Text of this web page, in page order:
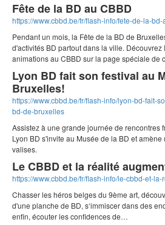
Fête de la BD au CBBD
https://www.cbbd.be/fr/flash-info/fete-de-la-bd-
Pendant un mois, la Fête de la BD de
d'activités BD partout dans la ville.
animations au CBBD sur la page spéciale de
Lyon BD fait son festival au
Bruxelles!
https://www.cbbd.be/fr/flash-info/lyon-bd-fait-
bd-de-bruxelles
Assistez à une grande journée de rencontres
Lyon BD s'invite au Musée de la BD et
valises.
Le CBBD et la réalité
https://www.cbbd.be/fr/flash-info/le-cbbd-et-
Chasser les héros belges du 9ème art,
d'une planche de BD, s‘immiscer dans des
enfin, écouter les confidences de…